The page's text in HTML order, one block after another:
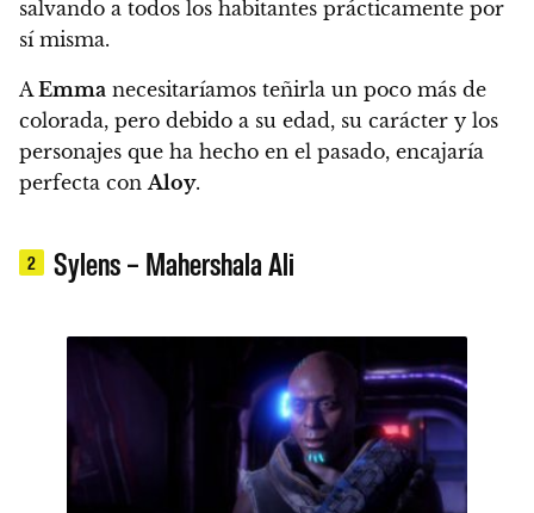
salvando a todos los habitantes prácticamente por
sí misma.
A Emma necesitaríamos teñirla un poco más de
colorada, pero debido a su edad, su carácter y los
personajes que ha hecho en el pasado, encajaría
perfecta con Aloy.
2 Sylens – Mahershala Ali